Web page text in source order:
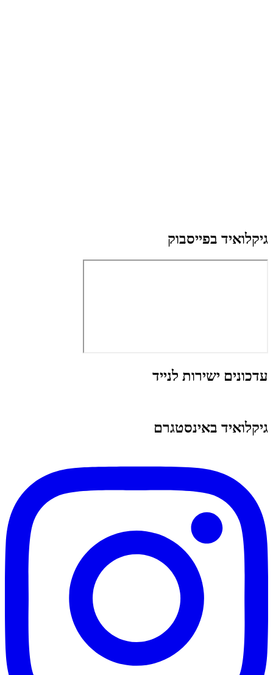
גיקלואיד בפייסבוק
עדכונים ישירות לנייד
גיקלואיד באינסטגרם